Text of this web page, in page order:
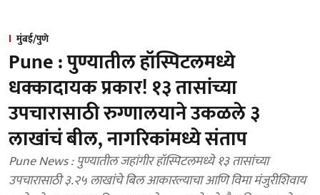
मुंबई/पुणे
Pune : पुण्यातील हॉस्पिटलमध्ये
धक्कादायक प्रकार! १३ तासांच्या
उपचारासाठी रुग्णालयाने उकळले ३
लाखांचं बील, नागरिकांमध्ये संताप
Pune News : पुण्यातील जहांगीर हॉस्पिटलमध्ये १३ तासांच्या
उपचारासाठी ३.२५ लाखांचे बिल आकारल्याचा आणि विमा मंजुरीशिवाय